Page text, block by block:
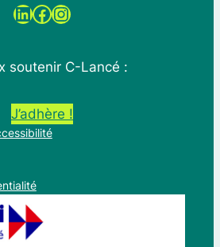
LinkedIn Facebook Instagram
soutenir C-Lancé :
J’adhère !